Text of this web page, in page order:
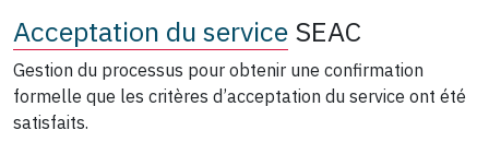
Acceptation du service SEAC
Gestion du processus pour obtenir une confirmation
formelle que les critères d’acceptation du service ont été
satisfaits.